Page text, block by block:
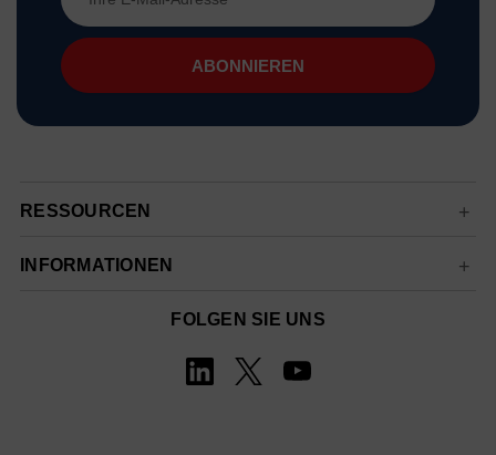
Mail-
Adresse
RESSOURCEN
INFORMATIONEN
FOLGEN SIE UNS